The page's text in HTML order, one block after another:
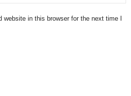
in this browser for the next time I